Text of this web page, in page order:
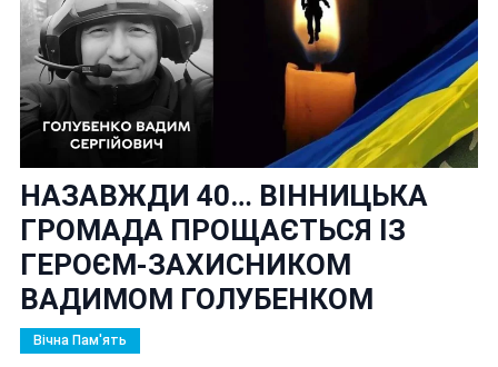
НАЗАВЖДИ 40… ВІННИЦЬКА
ГРОМАДА ПРОЩАЄТЬСЯ ІЗ
ГЕРОЄМ-ЗАХИСНИКОМ
ВАДИМОМ ГОЛУБЕНКОМ
Вічна Пам'ять